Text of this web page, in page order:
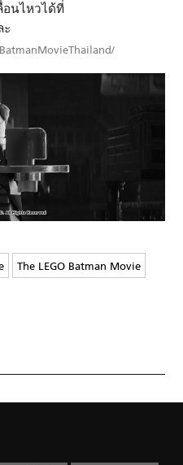
อนไหวได้ที่
ะ
The LEGO Batman Movie